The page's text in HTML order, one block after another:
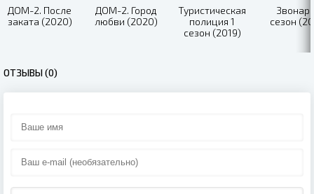
ДОМ-2. После
заката (2020)
ДОМ-2. Город
любви (2020)
Туристическая
полиция 1
сезон (2019)
сезон
ОТЗЫВЫ (0)